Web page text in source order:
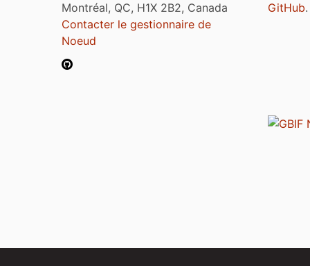
Montréal, QC, H1X 2B2, Canada
Contacter le gestionnaire de
Noeud
GitHub.